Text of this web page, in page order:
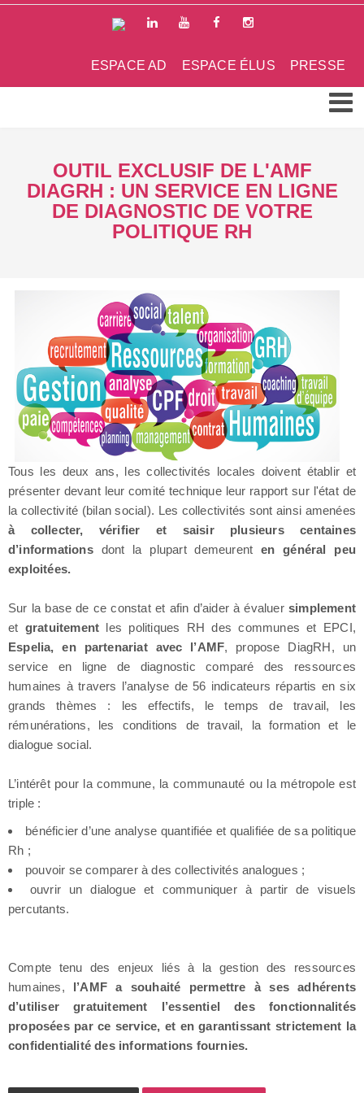
PRESSE
ESPACE ÉLUS
ESPACE AD
OUTIL EXCLUSIF DE L'AMF
DIAGRH : UN SERVICE EN LIGNE
DE DIAGNOSTIC DE VOTRE
POLITIQUE RH
Tous les deux ans, les collectivités locales doivent établir et
présenter devant leur comité technique leur rapport sur l'état de
la collectivité (bilan social). Les collectivités sont ainsi amenées
à collecter, vérifier et saisir plusieurs centaines
d’informationsdont la plupart demeurenten général peu
exploitées.
Sur la base de ce constat et afin d’aider à évaluer simplement
et gratuitement les politiques RH des communes et EPCI,
Espelia, en partenariat avec l’AMF, propose DiagRH, un
service en ligne de diagnostic comparé des ressources
humaines à travers l’analyse de 56 indicateurs répartis en six
grands thèmes : les effectifs, le temps de travail, les
rémunérations, les conditions de travail, la formation et le
dialogue social.
L’intérêt pour la commune, la communauté ou la métropole est
triple :
bénéficier d’une analyse quantifiée et qualifiée de sa politique
Rh ;
pouvoir se comparer à des collectivités analogues ;
ouvrir un dialogue et communiquer à partir de visuels
percutants.
Compte tenu des enjeux liés à la gestion des ressources
humaines, l’AMF a souhaité permettre à ses adhérents
d’utiliser gratuitement l’essentiel des fonctionnalités
proposées par ce service, et en garantissant strictement la
confidentialité des informations fournies.